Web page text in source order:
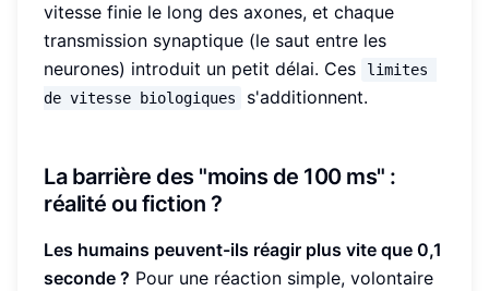
vitesse finie le long des axones, et chaque
transmission synaptique (le saut entre les
neurones) introduit un petit délai. Ces
limites
de vitesse biologiques
s'additionnent.
La barrière des "moins de 100 ms" :
réalité ou fiction ?
Les humains peuvent-ils réagir plus vite que 0,1
seconde ? Pour une réaction simple, volontaire